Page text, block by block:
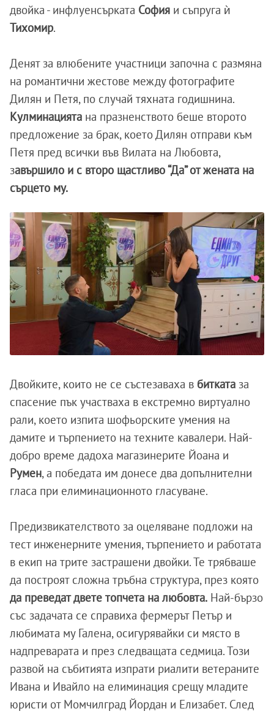
двойка - инфлуенсърката София и съпруга ѝ
Тихомир.
Денят за влюбените участници започна с размяна
на романтични жестове между фотографите
Дилян и Петя, по случай тяхната годишнина.
Кулминацията на празненството беше второто
предложение за брак, което Дилян отправи към
Петя пред всички във Вилата на Любовта,
завършило и с второ щастливо “Да” от жената на
сърцето му.
Двойките, които не се състезаваха в битката за
спасение пък участваха в екстремно виртуално
рали, което изпита шофьорските умения на
дамите и търпението на техните кавалери. Най-
добро време дадоха магазинерите Йоана и
Румен, а победата им донесе два допълнителни
гласа при елиминационното гласуване.
Предизвикателството за оцеляване подложи на
тест инженерните умения, търпението и работата
в екип на трите застрашени двойки. Те трябваше
да построят сложна тръбна структура, през която
да преведат двете топчета на любовта. Най-бързо
със задачата се справиха фермерът Петър и
любимата му Галена, осигурявайки си място в
надпреварата и през следващата седмица. Този
развой на събитията изпрати риалити ветераните
Ивана и Ивайло на елиминация срещу младите
юристи от Момчилград Йордан и Елизабет. След